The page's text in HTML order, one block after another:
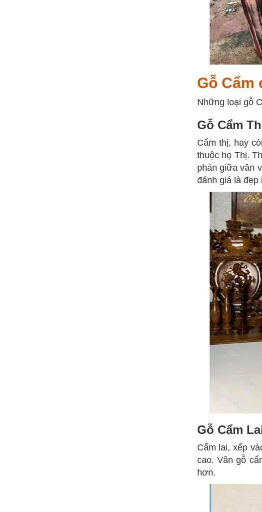
Gỗ Cẩm
Những loại gỗ
Gỗ Cẩm
Cẩm thị, hay
thuộc họ Thị.
phản giữa vân
đánh giá là đẹp
Gỗ Cẩm
Cẩm lai, xếp
cao. Vân gỗ
hơn.